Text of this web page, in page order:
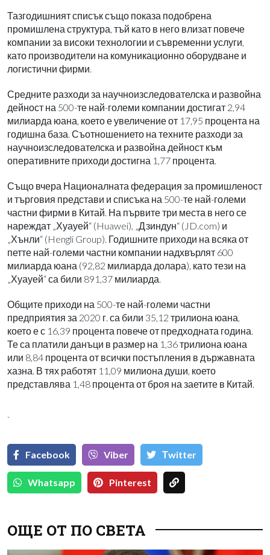
Тазгодишният списък също показа подобрена
промишлена структура, тъй като в него влизат повече
компании за високи технологии и съвременни услуги,
като производители на комуникационно оборудване и
логистични фирми.
Средните разходи за научноизследователска и развойна
дейност на 500-те най-големи компании достигат 2,94
милиарда юана, което е увеличение от 17,95 процента на
годишна база. Съотношението на техните разходи за
научноизследователска и развойна дейност към
оперативните приходи достигна 1,77 процента.
Също вчера Националната федерация за промишленост
и търговия представи и списъка на 500-те най-големи
частни фирми в Китай. На първите три места в него се
нареждат „Хуауей“ (Huawei), „Дзиндун“ (JD.com) и
„Хънли“ (Hengli Group). Годишните приходи на всяка от
петте най-големи частни компании надхвърлят 600
милиарда юана (92,82 милиарда долара), като тези на
„Хуауей“ са били 891,37 милиарда.
Общите приходи на 500-те най-големи частни
предприятия за 2020 г. са били 35,12 трилиона юана,
което е с 16,39 процента повече от предходната година.
Те са платили данъци в размер на 1,36 трилиона юана
или 8,84 процента от всички постъпления в държавната
хазна. В тях работят 11,09 милиона души, което
представлява 1,48 процента от броя на заетите в Китай.
`
Facebook Viber Тwitter
Whatsapp Pinterest
ОЩЕ ОТ ПО СВЕТА